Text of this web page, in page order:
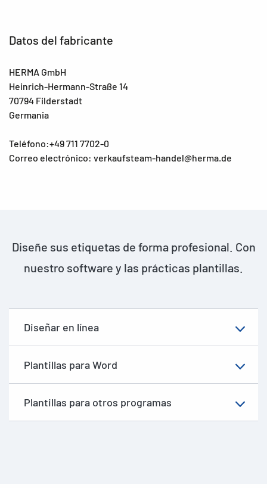
Datos del fabricante
HERMA GmbH
Heinrich-Hermann-Straße 14
70794 Filderstadt
Germania
Teléfono:+49 711 7702-0
Correo electrónico: verkaufsteam-handel@herma.de
Diseñe sus etiquetas de forma profesional. Con
nuestro software y las prácticas plantillas.
Diseñar en línea
Plantillas para Word
Plantillas para otros programas